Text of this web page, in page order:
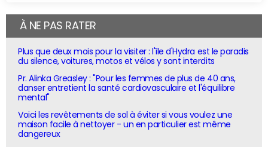
À NE PAS RATER
Plus que deux mois pour la visiter : l'île d'Hydra est le paradis
du silence, voitures, motos et vélos y sont interdits
Pr. Alinka Greasley : "Pour les femmes de plus de 40 ans,
danser entretient la santé cardiovasculaire et l'équilibre
mental"
Voici les revêtements de sol à éviter si vous voulez une
maison facile à nettoyer - un en particulier est même
dangereux